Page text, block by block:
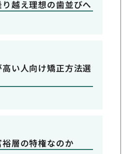
越え理想の歯並びへ
い人向け矯正方法選
層の特権なのか